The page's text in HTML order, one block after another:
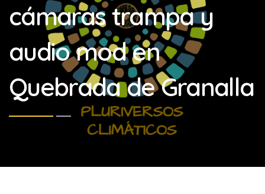
cámaras trampa y
audio mod en
Quebrada de Granalla